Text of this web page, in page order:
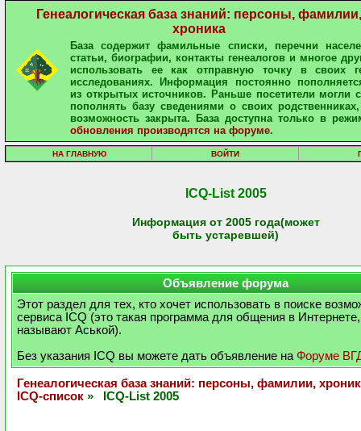
Генеалогическая база знаний: персоны, фамилии,
хроника
База содержит фамильные списки, перечни
статьи, биографии, контакты генеалогов и многое
использовать ее как отправную точку в своих
исследованиях. Информация постоянно
из открытых источников. Раньше посетители могли
пополнять базу сведениями о своих
возможность закрыта. База доступна только в
обновления производятся на форуме.
НА ГЛАВНУЮ ВОЙТИ
ICQ-List 2005
Информация от 2005 года(может
быть устаревшей)
Объявление форума
Этот раздел для тех, кто хочет использовать в поиске
сервиса ICQ (это такая программа для общения в
называют Аськой).
Без указания ICQ вы можете дать объявление на Форуме
Генеалогическая база знаний: персоны, фамилии,
ICQ-список » ICQ-List 2005